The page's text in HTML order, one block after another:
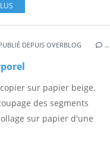
,CPDEPUIS OVERBLOG …
sur papier beige.
des segments
sur papier d'une